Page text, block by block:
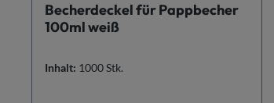
Becherdeckel für Pappbecher
100ml weiß
Inhalt: 1000 Stk.